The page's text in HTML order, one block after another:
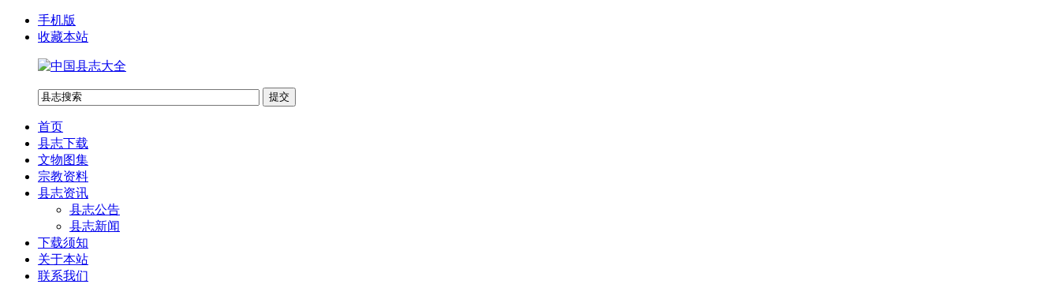
手机版
收藏本站
首页
县志下载
文物图集
宗教资料
县志资讯
县志公告
县志新闻
下载须知
关于本站
联系我们